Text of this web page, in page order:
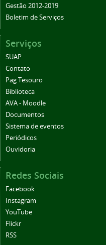
Gestão 2012-2019
Boletim de Serviços
Serviços
SUAP
Contato
Pag Tesouro
Biblioteca
AVA - Moodle
Documentos
Sistema de eventos
Periódicos
Ouvidoria
Redes Sociais
Facebook
Instagram
YouTube
Flickr
RSS